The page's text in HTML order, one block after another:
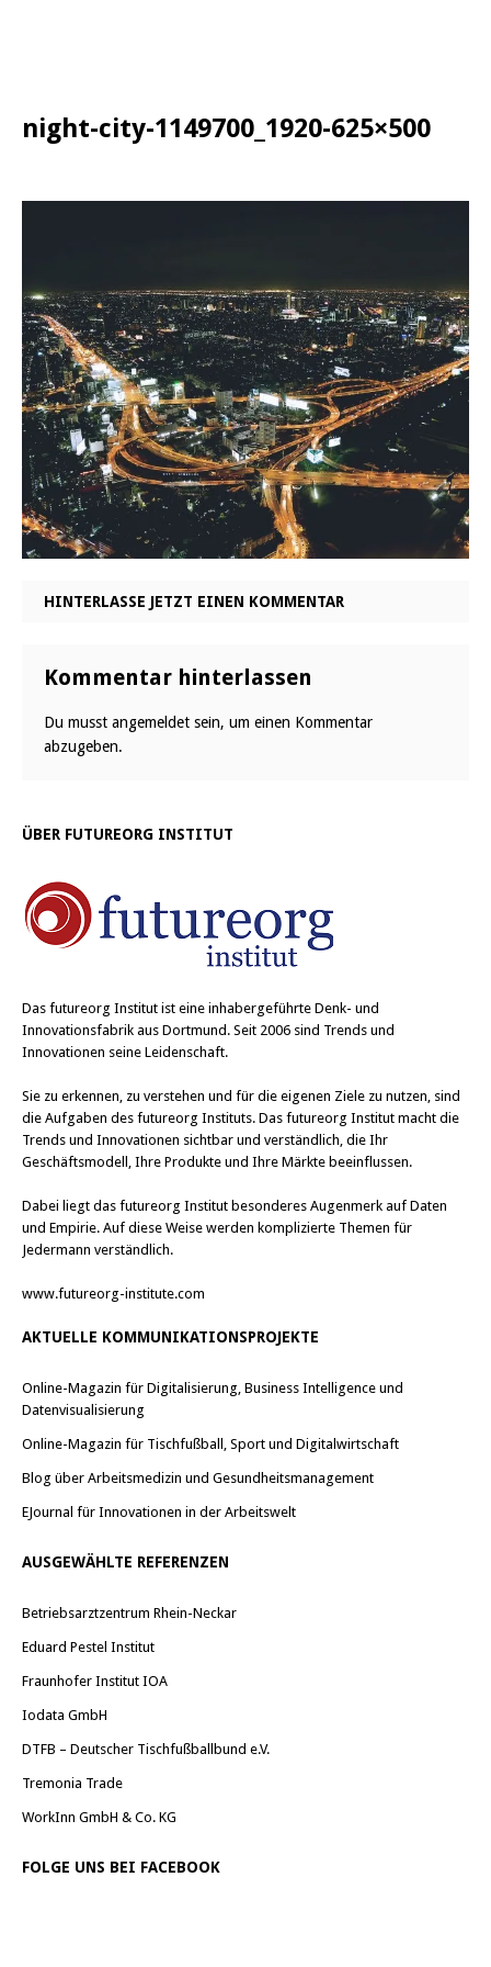
night-city-1149700_1920-625×500
HINTERLASSE JETZT EINEN KOMMENTAR
Kommentar hinterlassen
Du musst angemeldet sein, um einen Kommentar
abzugeben.
ÜBER FUTUREORG INSTITUT
Das futureorg Institut ist eine inhabergeführte Denk- und
Innovationsfabrik aus Dortmund. Seit 2006 sind Trends und
Innovationen seine Leidenschaft.
Sie zu erkennen, zu verstehen und für die eigenen Ziele zu nutzen, sind
die Aufgaben des futureorg Instituts. Das futureorg Institut macht die
Trends und Innovationen sichtbar und verständlich, die Ihr
Geschäftsmodell, Ihre Produkte und Ihre Märkte beeinflussen.
Dabei liegt das futureorg Institut besonderes Augenmerk auf Daten
und Empirie. Auf diese Weise werden komplizierte Themen für
Jedermann verständlich.
www.futureorg-institute.com
AKTUELLE KOMMUNIKATIONSPROJEKTE
Online-Magazin für Digitalisierung, Business Intelligence und
Datenvisualisierung
Online-Magazin für Tischfußball, Sport und Digitalwirtschaft
Blog über Arbeitsmedizin und Gesundheitsmanagement
EJournal für Innovationen in der Arbeitswelt
AUSGEWÄHLTE REFERENZEN
Betriebsarztzentrum Rhein-Neckar
Eduard Pestel Institut
Fraunhofer Institut IOA
Iodata GmbH
DTFB – Deutscher Tischfußballbund e.V.
Tremonia Trade
WorkInn GmbH & Co. KG
FOLGE UNS BEI FACEBOOK